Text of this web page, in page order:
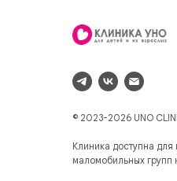
© 2023-2026 UNO
Клиника доступна для
маломобильных групп